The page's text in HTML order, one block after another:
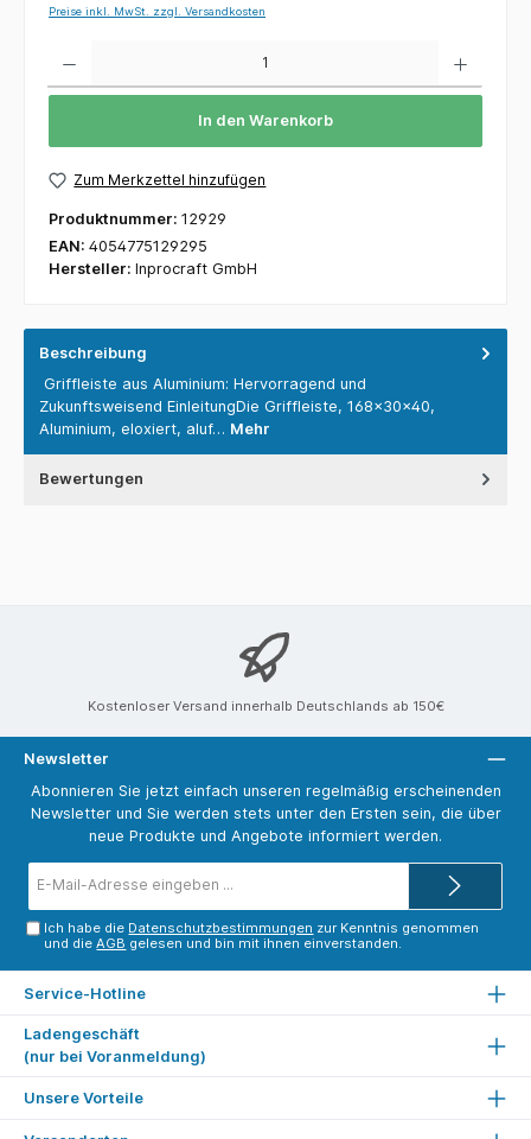
Preise inkl. MwSt. zzgl. Versandkosten
In den Warenkorb
Zum Merkzettel hinzufügen
Produktnummer: 12929
EAN: 4054775129295
Hersteller: Inprocraft GmbH
Beschreibung
Griffleiste aus Aluminium: Hervorragend und
Zukunftsweisend EinleitungDie Griffleiste, 168x30x40,
Aluminium, eloxiert, aluf… Mehr
Bewertungen
Kostenloser Versand innerhalb Deutschlands ab 150€
Newsletter
Abonnieren Sie jetzt einfach unseren regelmäßig erscheinenden
Newsletter und Sie werden stets unter den Ersten sein, die über
neue Produkte und Angebote informiert werden.
Mail-
Ich habe die Datenschutzbestimmungen zur Kenntnis genommen
und dieAGB gelesen und bin mit ihnen einverstanden.
Service-Hotline
Ladengeschäft
(nur bei Voranmeldung)
Unsere Vorteile